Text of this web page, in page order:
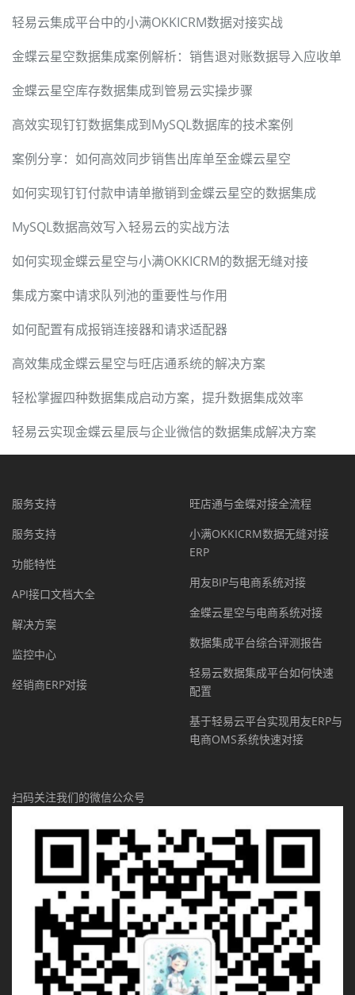
轻易云集成平台中的小满OKKICRM数据对接实战
金蝶云星空数据集成案例解析：销售退对账数据导入应收单
金蝶云星空库存数据集成到管易云实操步骤
高效实现钉钉数据集成到MySQL数据库的技术案例
案例分享：如何高效同步销售出库单至金蝶云星空
如何实现钉钉付款申请单撤销到金蝶云星空的数据集成
MySQL数据高效写入轻易云的实战方法
如何实现金蝶云星空与小满OKKICRM的数据无缝对接
集成方案中请求队列池的重要性与作用
如何配置有成报销连接器和请求适配器
高效集成金蝶云星空与旺店通系统的解决方案
轻松掌握四种数据集成启动方案，提升数据集成效率
轻易云实现金蝶云星辰与企业微信的数据集成解决方案
服务支持
服务支持
功能特性
API接口文档大全
解决方案
监控中心
经销商ERP对接
旺店通与金蝶对接全流程
小满OKKICRM数据无缝对接
ERP
用友BIP与电商系统对接
金蝶云星空与电商系统对接
数据集成平台综合评测报告
轻易云数据集成平台如何快速
配置
基于轻易云平台实现用友ERP与
电商OMS系统快速对接
扫码关注我们的微信公众号